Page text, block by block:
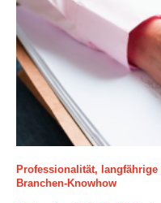
Professionalität,
Branchen-Knowhow